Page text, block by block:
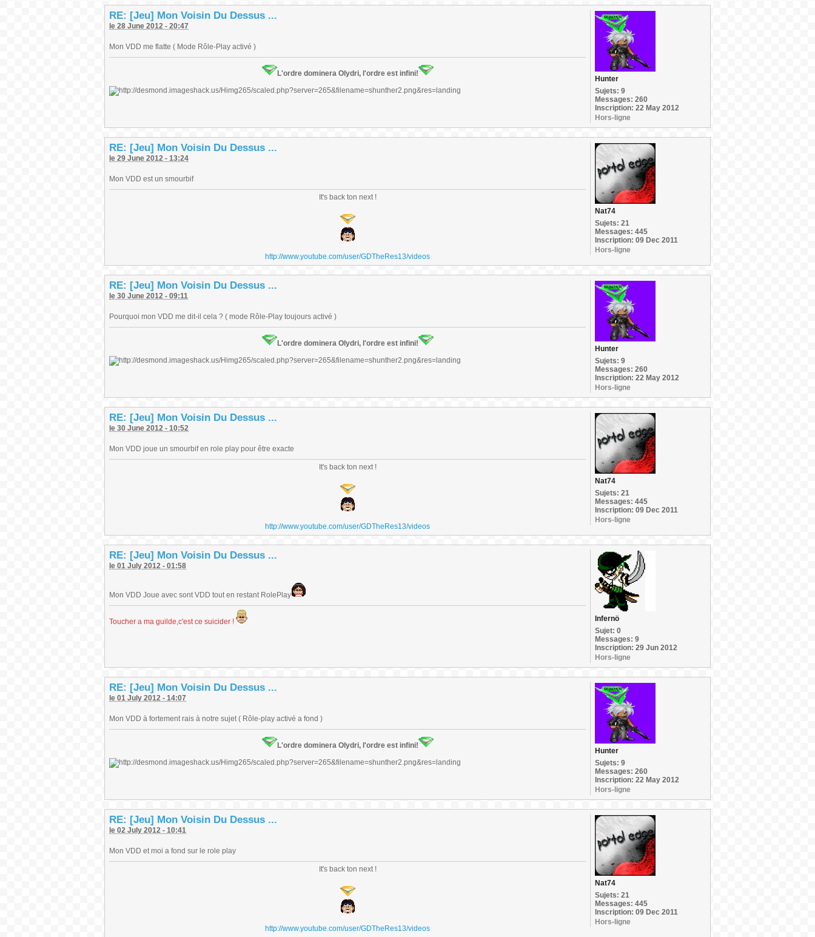
RE: [Jeu] Mon Voisin Du Dessus ...
le 28 June 2012 - 20:47
Mon VDD me flatte ( Mode Rôle-Play activé )
L'ordre dominera Olydri, l'ordre est infini!
Hunter
Sujets: 9
Messages: 260
Inscription: 22 May 2012
Hors-ligne
RE: [Jeu] Mon Voisin Du Dessus ...
le 29 June 2012 - 13:24
Mon VDD est un smourbif
It's back ton next !
http://www.youtube.com/user/GDTheRes13/videos
Nat74
Sujets: 21
Messages: 445
Inscription: 09 Dec 2011
Hors-ligne
RE: [Jeu] Mon Voisin Du Dessus ...
le 30 June 2012 - 09:11
Pourquoi mon VDD me dit-il cela ? ( mode Rôle-Play toujours activé )
L'ordre dominera Olydri, l'ordre est infini!
Hunter
Sujets: 9
Messages: 260
Inscription: 22 May 2012
Hors-ligne
RE: [Jeu] Mon Voisin Du Dessus ...
le 30 June 2012 - 10:52
Mon VDD joue un smourbif en role play pour être exacte
It's back ton next !
http://www.youtube.com/user/GDTheRes13/videos
Nat74
Sujets: 21
Messages: 445
Inscription: 09 Dec 2011
Hors-ligne
RE: [Jeu] Mon Voisin Du Dessus ...
le 01 July 2012 - 01:58
Mon VDD Joue avec sont VDD tout en restant RolePlay
Toucher a ma guilde,c'est ce suicider !
Infernö
Sujet: 0
Messages: 9
Inscription: 29 Jun 2012
Hors-ligne
RE: [Jeu] Mon Voisin Du Dessus ...
le 01 July 2012 - 14:07
Mon VDD à fortement rais à notre sujet ( Rôle-play activé a fond )
L'ordre dominera Olydri, l'ordre est infini!
Hunter
Sujets: 9
Messages: 260
Inscription: 22 May 2012
Hors-ligne
RE: [Jeu] Mon Voisin Du Dessus ...
le 02 July 2012 - 10:41
Mon VDD et moi a fond sur le role play
It's back ton next !
http://www.youtube.com/user/GDTheRes13/videos
Nat74
Sujets: 21
Messages: 445
Inscription: 09 Dec 2011
Hors-ligne